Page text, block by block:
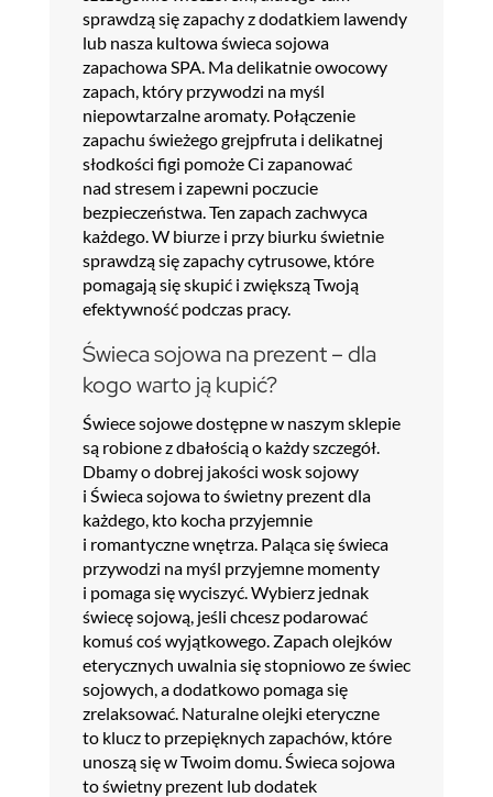
sprawdzą się zapachy z dodatkiem lawendy
lub nasza kultowa świeca sojowa
zapachowa SPA. Ma delikatnie owocowy
zapach, który przywodzi na myśl
niepowtarzalne aromaty. Połączenie
zapachu świeżego grejpfruta i delikatnej
słodkości figi pomoże Ci zapanować
nad stresem i zapewni poczucie
bezpieczeństwa. Ten zapach zachwyca
każdego. W biurze i przy biurku świetnie
sprawdzą się zapachy cytrusowe, które
pomagają się skupić i zwiększą Twoją
efektywność podczas pracy.
Świeca sojowa na prezent – dla
kogo warto ją kupić?
Świece sojowe dostępne w naszym sklepie
są robione z dbałością o każdy szczegół.
Dbamy o dobrej jakości wosk sojowy
i Świeca sojowa to świetny prezent dla
każdego, kto kocha przyjemnie
i romantyczne wnętrza. Paląca się świeca
przywodzi na myśl przyjemne momenty
i pomaga się wyciszyć. Wybierz jednak
świecę sojową, jeśli chcesz podarować
komuś coś wyjątkowego. Zapach olejków
eterycznych uwalnia się stopniowo ze świec
sojowych, a dodatkowo pomaga się
zrelaksować. Naturalne olejki eteryczne
to klucz to przepięknych zapachów, które
unoszą się w Twoim domu. Świeca sojowa
to świetny prezent lub dodatek